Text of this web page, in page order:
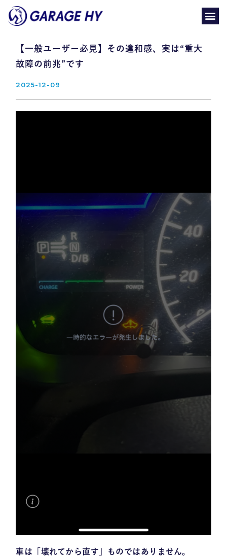
【一般ユーザー必見】その違和感、実は“重大
故障の前兆”です
2025-12-09
車は「壊れてから直す」ものではありません。